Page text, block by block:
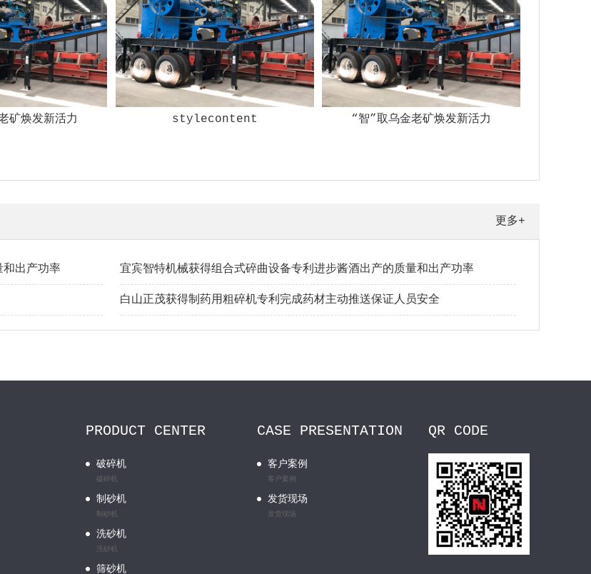
矿焕发新活力 stylecontent “智”取乌金老矿焕发新活力
更多+
和出产功率 宜宾智特机械获得组合式碎曲设备专利进步酱酒出产的质量和出产功率
白山正茂获得制药用粗碎机专利完成药材主动推送保证人员安全
PRODUCT CENTER
破碎机
破碎机
制砂机
制砂机
洗砂机
洗砂机
筛砂机
CASE PRESENTATION
客户案例
客户案例
发货现场
发货现场
QR CODE